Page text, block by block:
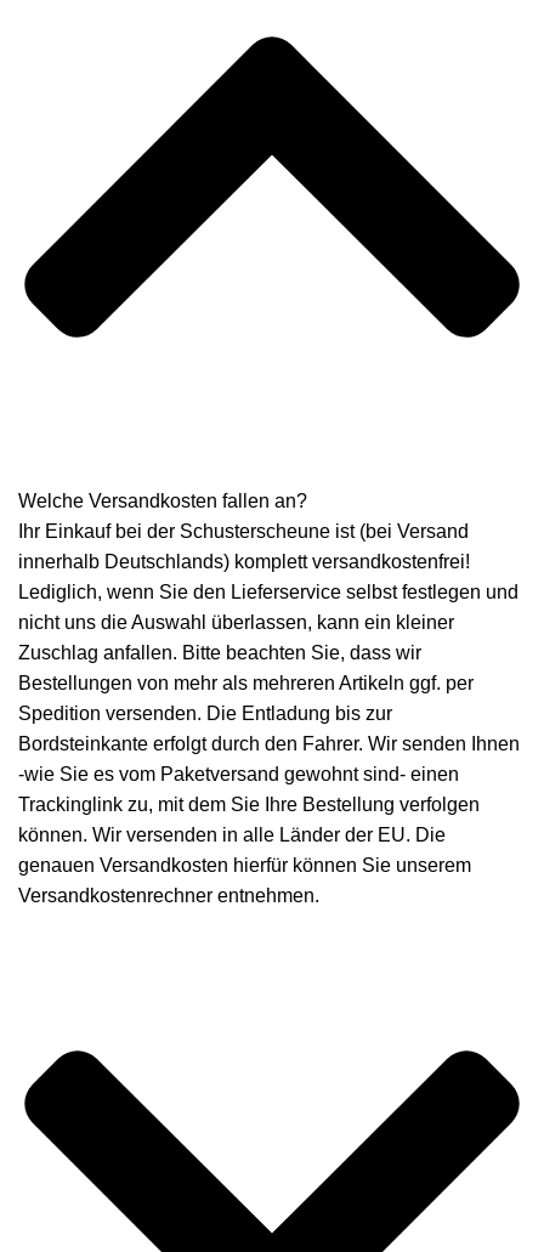
Welche Versandkosten fallen an?
Ihr Einkauf bei der Schusterscheune ist (bei Versand
innerhalb Deutschlands) komplett versandkostenfrei!
Lediglich, wenn Sie den Lieferservice selbst festlegen und
nicht uns die Auswahl überlassen, kann ein kleiner
Zuschlag anfallen. Bitte beachten Sie, dass wir
Bestellungen von mehr als mehreren Artikeln ggf. per
Spedition versenden. Die Entladung bis zur
Bordsteinkante erfolgt durch den Fahrer. Wir senden Ihnen
-wie Sie es vom Paketversand gewohnt sind- einen
Trackinglink zu, mit dem Sie Ihre Bestellung verfolgen
können. Wir versenden in alle Länder der EU. Die
genauen Versandkosten hierfür können Sie unserem
Versandkostenrechner entnehmen.